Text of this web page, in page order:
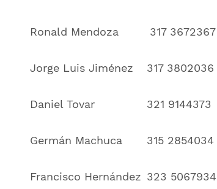
Ronald Mendoza 317 3672367
Jorge Luis Jiménez 317 3802036
Daniel Tovar 321 9144373
Germán Machuca 315 2854034
Francisco Hernández 323 5067934